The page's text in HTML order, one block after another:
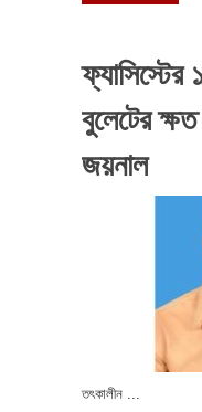
বুলেটের
জয়নাল
তৎকালীন ...